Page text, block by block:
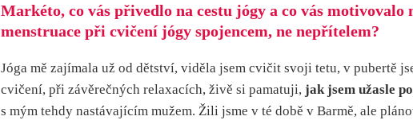
Markéto, co vás přivedlo na cestu jógy a co vás motivovalo
menstruace při cvičení jógy spojencem, ne nepřítelem?
Jóga mě zajímala už od dětství, viděla jsem cvičit svoji tetu, v pubertě
cvičení, při závěrečných relaxacích, živě si pamatuji, jak jsem užasle
s mým tehdy nastávajícím mužem. Žili jsme v té době v Barmě, ale